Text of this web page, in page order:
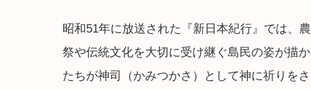
昭和51年に放送された『新日本紀行』では、
祭や伝統文化を大切に受け継ぐ島民の姿が描
たちが神司（かみつかさ）として神に祈りを